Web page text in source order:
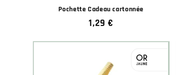
Pochette Cadeau cartonnée
Prix
1,29 €